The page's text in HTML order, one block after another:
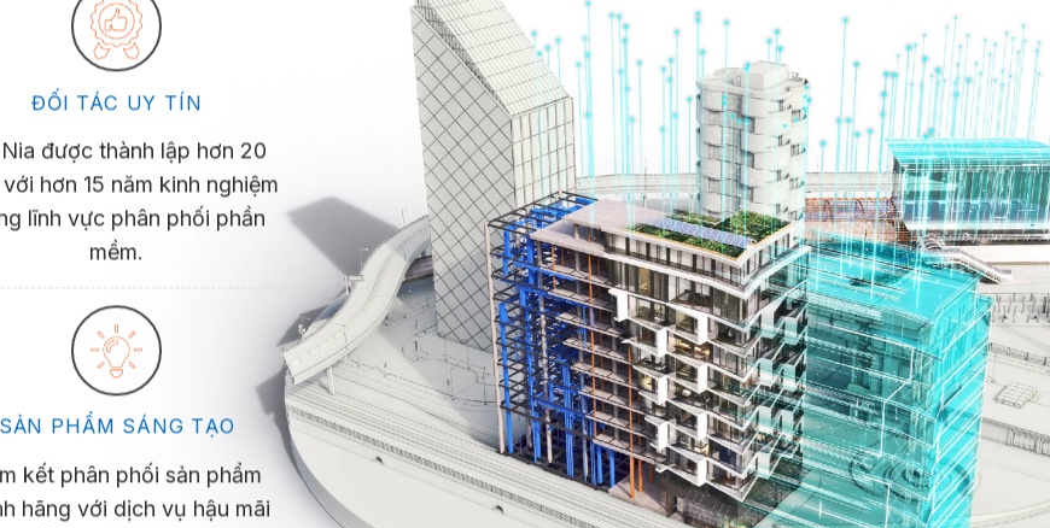
ĐỐI TÁC UY TÍN
được thành lập hơn 20
hơn 15 năm kinh nghiệm
lĩnh vực phân phối phần
mềm.
SẢN PHẨM SÁNG TẠO
kết phân phối sản phẩm
hãng với dịch vụ hậu mãi